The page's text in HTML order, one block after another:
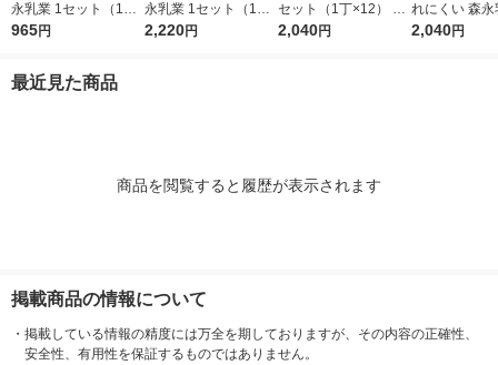
永乳業 1セット（1丁×
5） 常温保存 紙パッ
常食 防災食 備蓄
965円
永乳業 1セット（1丁×
12） 常温保存 紙パッ
2,220円
セット（1丁×12） 常
温保存 紙パック 豆腐
2,040円
れにくい 森
セット（1丁
2,040円
最近見た商品
商品を閲覧すると履歴が表示されます
掲載商品の情報について
・ 掲載している情報の精度には万全を期しておりますが、その内容の正確性、
安全性、有用性を保証するものではありません。